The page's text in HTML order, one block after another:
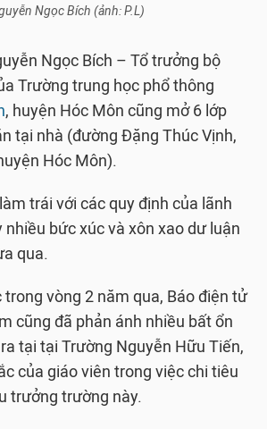
Ngọc Bích (ảnh: P.L)
Ngọc Bích – Tổ trưởng bộ
Trường trung học phổ thông
, huyện Hóc Môn cũng mở 6 lớp
tại nhà (đường Đặng Thúc Vịnh,
Hóc Môn).
trái với các quy định của lãnh
nhiều bức xúc và xôn xao dư luận
qua.
trong vòng 2 năm qua, Báo điện tử
cũng đã phản ánh nhiều bất ổn
tại tại Trường Nguyễn Hữu Tiến,
của giáo viên trong việc chi tiêu
trưởng trường này.